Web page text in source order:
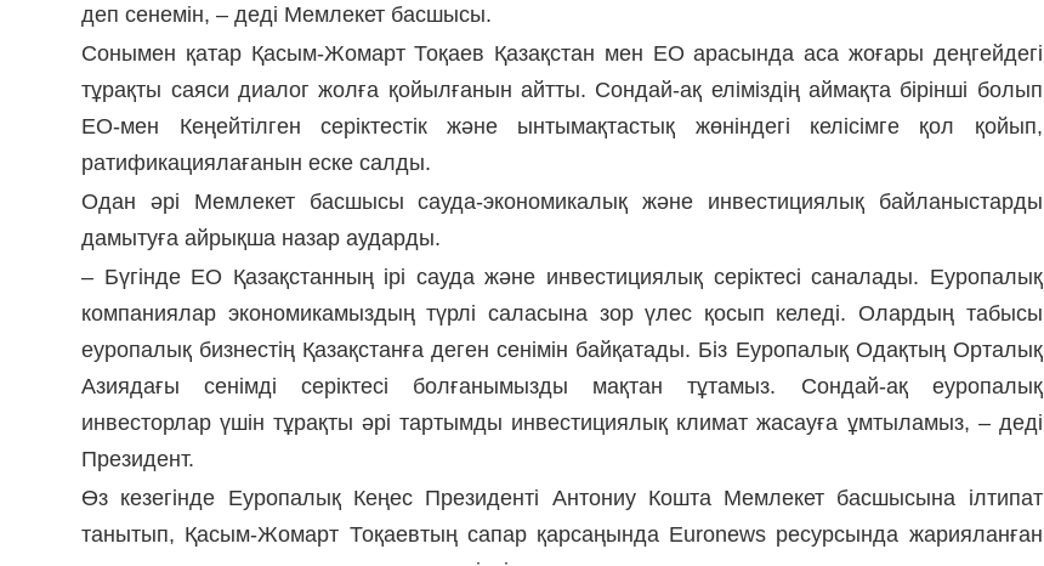
деп сенемін, – деді Мемлекет басшысы.
Сонымен қатар Қасым-Жомарт Тоқаев Қазақстан мен ЕО арасында аса жоғары деңгейдегі
тұрақты саяси диалог жолға қойылғанын айтты. Сондай-ақ еліміздің аймақта бірінші болып
ЕО-мен Кеңейтілген серіктестік және ынтымақтастық жөніндегі келісімге қол қойып,
ратификациялағанын еске салды.
Одан әрі Мемлекет басшысы сауда-экономикалық және инвестициялық байланыстарды
дамытуға айрықша назар аударды.
– Бүгінде ЕО Қазақстанның ірі сауда және инвестициялық серіктесі саналады. Еуропалық
компаниялар экономикамыздың түрлі саласына зор үлес қосып келеді. Олардың табысы
еуропалық бизнестің Қазақстанға деген сенімін байқатады. Біз Еуропалық Одақтың Орталық
Азиядағы сенімді серіктесі болғанымызды мақтан тұтамыз. Сондай-ақ еуропалық
инвесторлар үшін тұрақты әрі тартымды инвестициялық климат жасауға ұмтыламыз, – деді
Президент.
Өз кезегінде Еуропалық Кеңес Президенті Антониу Кошта Мемлекет басшысына ілтипат
танытып, Қасым-Жомарт Тоқаевтың сапар қарсаңында Euronews ресурсында жарияланған